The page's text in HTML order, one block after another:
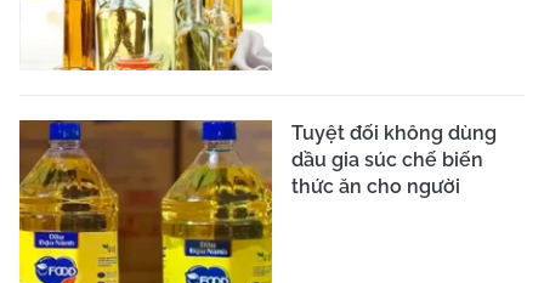
Tuyệt đối không dùng
dầu gia súc chế biến
thức ăn cho người